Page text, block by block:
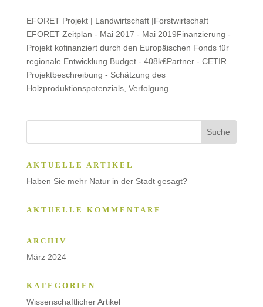
EFORET Projekt | Landwirtschaft |Forstwirtschaft
EFORET Zeitplan - Mai 2017 - Mai 2019Finanzierung -
Projekt kofinanziert durch den Europäischen Fonds für
regionale Entwicklung Budget - 408k€Partner - CETIR
Projektbeschreibung - Schätzung des
Holzproduktionspotenzials, Verfolgung...
AKTUELLE ARTIKEL
Haben Sie mehr Natur in der Stadt gesagt?
AKTUELLE KOMMENTARE
ARCHIV
März 2024
KATEGORIEN
Wissenschaftlicher Artikel